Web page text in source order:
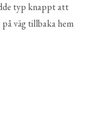
typ knappt att
väg tillbaka hem